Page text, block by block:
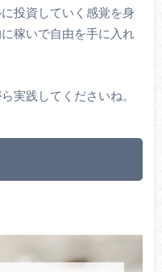
投資していく感覚を身
稼いで自由を手に入れ
実践してくださいね。